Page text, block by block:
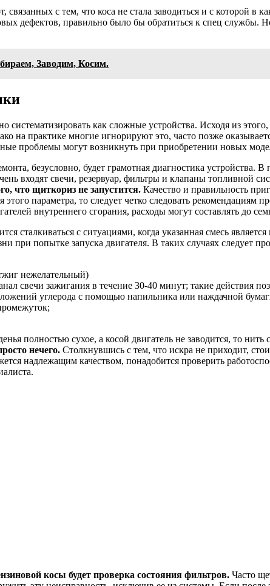
связанных с тем, что коса не стала заводиться и с которой
дефектов, правильно было бы обратиться к спец службы.
Заводим, Косим.
как сложные устройства. Исходя из этого,
на практике многие игнорируют это, часто позже
проблемы могут возникнуть при приобретении новых
безусловно, будет грамотная диагностика устройства.
входят свечи, резервуар, фильтры и клапаны топливной
что щиткориз не запустится. Качество и правильность
этого параметра, то следует четко следовать
внутреннего сгорания, расходы могут составлять до
сталкиваться с ситуациями, когда указанная смесь
при попытке запуска двигателя. В таких случаях следует
нежелательный)
свечи зажигания в течение 30-40 минут; такие действия
углерода с помощью напильника или наждачной
полностью сухое, а косой двигатель не заводится, то нить
нечего. Столкнувшись с тем, что искра не приходит,
надлежащим качеством, понадобится проверить
косы будет проверка состояния фильтров. Часто